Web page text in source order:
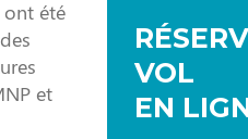
ont été
et
VOL
EN